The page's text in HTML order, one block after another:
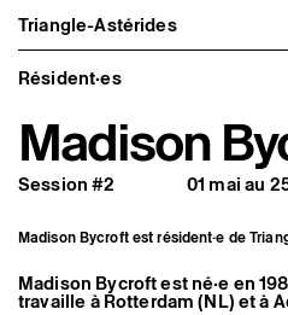
Triangle-Astérides
Triangle-Astérides
Centre d’art contemporain
d’intérêt national
et résidence internationale
Présentation
À propos
Équipe et gouvernance
Formation professionnelle
Adhérer / nous soutenir
Informations pratiques
Résident·es
Madison
Session #2 01 mai au
Madison Bycroft est résident·e de
Madison Bycroft est né·e en
travaille à Rotterdam (NL) et à